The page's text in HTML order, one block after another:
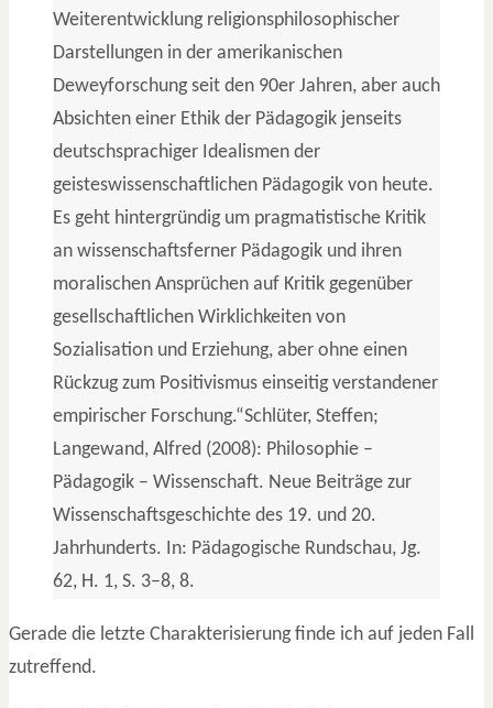
Weiterentwicklung religionsphilosophischer
Darstellungen in der amerikanischen
Deweyforschung seit den 90er Jahren, aber auch
Absichten einer Ethik der Pädagogik jenseits
deutschsprachiger Idealismen der
geisteswissenschaftlichen Pädagogik von heute.
Es geht hintergründig um pragmatistische Kritik
an wissenschaftsferner Pädagogik und ihren
moralischen Ansprüchen auf Kritik gegenüber
gesellschaftlichen Wirklichkeiten von
Sozialisation und Erziehung, aber ohne einen
Rückzug zum Positivismus einseitig verstandener
empirischer Forschung.“Schlüter, Steffen;
Langewand, Alfred (2008): Philosophie –
Pädagogik – Wissenschaft. Neue Beiträge zur
Wissenschaftsgeschichte des 19. und 20.
Jahrhunderts. In: Pädagogische Rundschau, Jg.
62, H. 1, S. 3–8, 8.
Gerade die letzte Charakterisierung finde ich auf jeden Fall
zutreffend.